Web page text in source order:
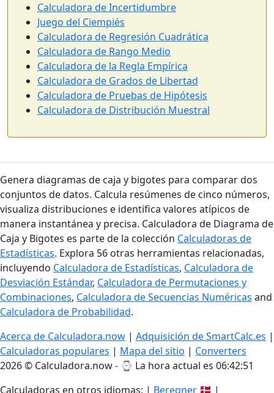
Calculadora de Incertidumbre
Juego del Ciempiés
Calculadora de Regresión Cuadrática
Calculadora de Rango Medio
Calculadora de la Regla Empírica
Calculadora de Grados de Libertad
Calculadora de Pruebas de Hipótesis
Calculadora de Distribución Muestral
Genera diagramas de caja y bigotes para comparar dos
conjuntos de datos. Calcula resúmenes de cinco números,
visualiza distribuciones e identifica valores atípicos de
manera instantánea y precisa. Calculadora de Diagrama de
Caja y Bigotes es parte de la colección Calculadoras de
Estadísticas. Explora 56 otras herramientas relacionadas,
incluyendo Calculadora de Estadísticas, Calculadora de
Desviación Estándar, Calculadora de Permutaciones y
Combinaciones, Calculadora de Secuencias Numéricas and
Calculadora de Probabilidad.
Acerca de Calculadora.now | Adquisición de SmartCalc.es |
Calculadoras populares | Mapa del sitio | Converters
2026 © Calculadora.now - ⌚ La hora actual es 06:42:52
Calculadoras en otros idiomas: | Beregner 🇩🇰 |